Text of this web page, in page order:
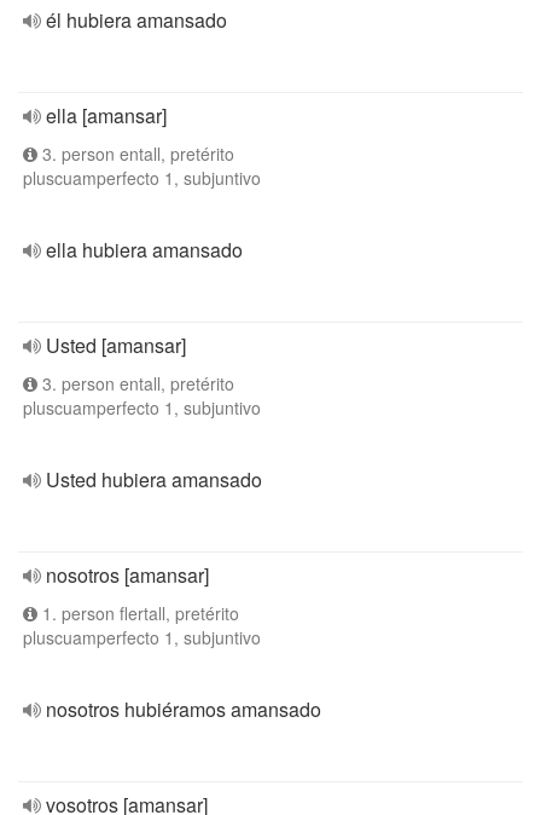
él hubiera amansado
ella [amansar]
3. person entall, pretérito
pluscuamperfecto 1, subjuntivo
ella hubiera amansado
Usted [amansar]
3. person entall, pretérito
pluscuamperfecto 1, subjuntivo
Usted hubiera amansado
nosotros [amansar]
1. person flertall, pretérito
pluscuamperfecto 1, subjuntivo
nosotros hubiéramos amansado
vosotros [amansar]